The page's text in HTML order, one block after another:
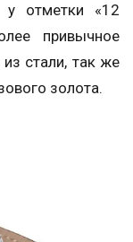
отметки «12
привычное
стали, так же
золота.